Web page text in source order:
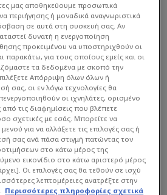
μας αποθηκεύουμε προσωπικά
περιήγησης ή μοναδικά αναγνωριστικά
σε αυτά στη συσκευή σας. Αν
δυνατή η ενεργοποίηση
προκειμένου να υποστηριχθούν οι
παρακάτω, για τους οποίους εμείς και οι
τα δεδομένα με σκοπό την
Απόρριψη όλων όλων ή
σας, οι εν λόγω τεχνολογίες θα
οι ιχνηλάτες, ορισμένο
τις διαφημίσεις που βλέπετε
σχετικές με εσάς. Μπορείτε να
για να αλλάξετε τις επιλογές σας ή
σας ανά πάσα στιγμή πατώντας τον
στο κάτω μέρος της
εικονίδιο στο κάτω αριστερό μέρος
Οι επιλογές σας θα τεθούν σε ισχύ
λεπτομέρειες ανατρέξτε στην
Περισσότερες πληροφορίες σχετικά